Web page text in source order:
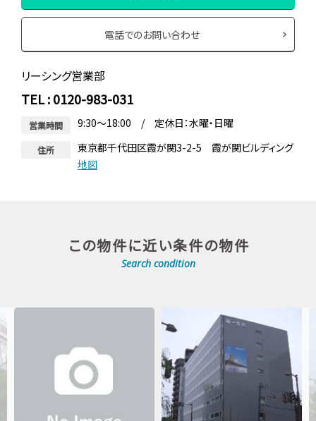
電話でのお問い合わせ
リーシング営業部
TEL : 0120-983-031
営業時間 9:30～18:00 / 定休日：水曜・日曜
住所
東京都千代田区霞が関3-2-5 霞が関ビルディング
地図
この物件に近い条件の物件
Search condition